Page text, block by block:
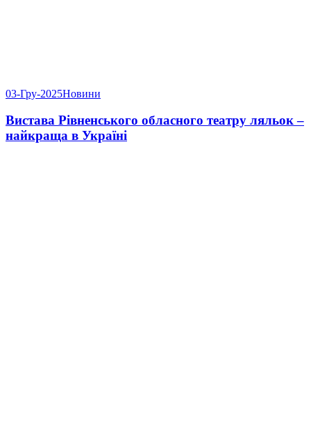
03-Гру-2025Новини
Вистава Рівненського обласного театру ляльок –
найкраща в Україні